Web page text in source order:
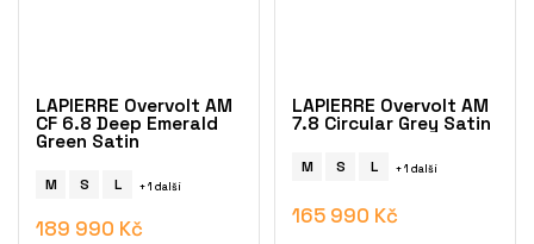
LAPIERRE Overvolt AM
CF 6.8 Deep Emerald
Green Satin
M S L + 1 další
189 990 Kč
LAPIERRE Overvolt AM
7.8 Circular Grey Satin
M S L + 1 další
165 990 Kč